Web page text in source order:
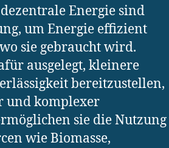
Energie sind
um Energie effizient
sie gebraucht wird.
ausgelegt, kleinere
bereitzustellen,
und komplexer
sie die Nutzung
wie Biomasse,